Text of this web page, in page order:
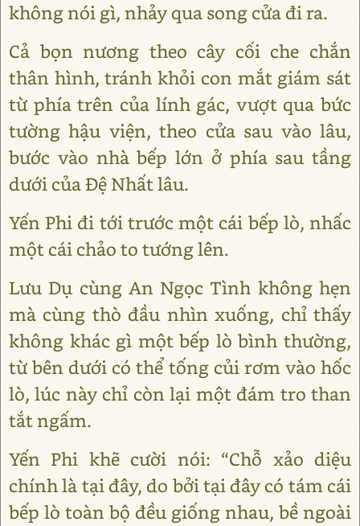
không nói gì, nhảy qua song cửa đi ra.
Cả bọn nương theo cây cối che chắn
thân hình, tránh khỏi con mắt giám sát
từ phía trên của lính gác, vượt qua bức
tường hậu viện, theo cửa sau vào lâu,
bước vào nhà bếp lớn ở phía sau tầng
dưới của Đệ Nhất lâu.
Yến Phi đi tới trước một cái bếp lò, nhấc
một cái chảo to tướng lên.
Lưu Dụ cùng An Ngọc Tình không hẹn
mà cùng thò đầu nhìn xuống, chỉ thấy
không khác gì một bếp lò bình thường,
từ bên dưới có thể tống củi rơm vào hốc
lò, lúc này chỉ còn lại một đám tro than
tắt ngấm.
Yến Phi khẽ cười nói: “Chỗ xảo diệu
chính là tại đây, do bởi tại đây có tám cái
bếp lò toàn bộ đều giống nhau, bề ngoài